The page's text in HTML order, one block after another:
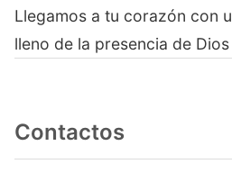
Llegamos a tu corazón con
lleno de la presencia de
Contactos